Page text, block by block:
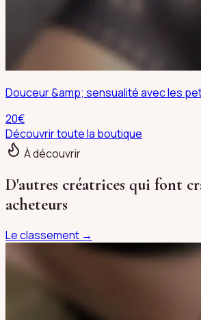
Douceur &amp; sensualité avec les
20€
Découvrir toute la boutique
À découvrir
D'autres créatrices qui font
acheteurs
Le classement →